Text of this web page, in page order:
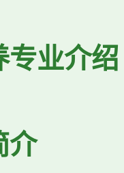
专业介绍
介